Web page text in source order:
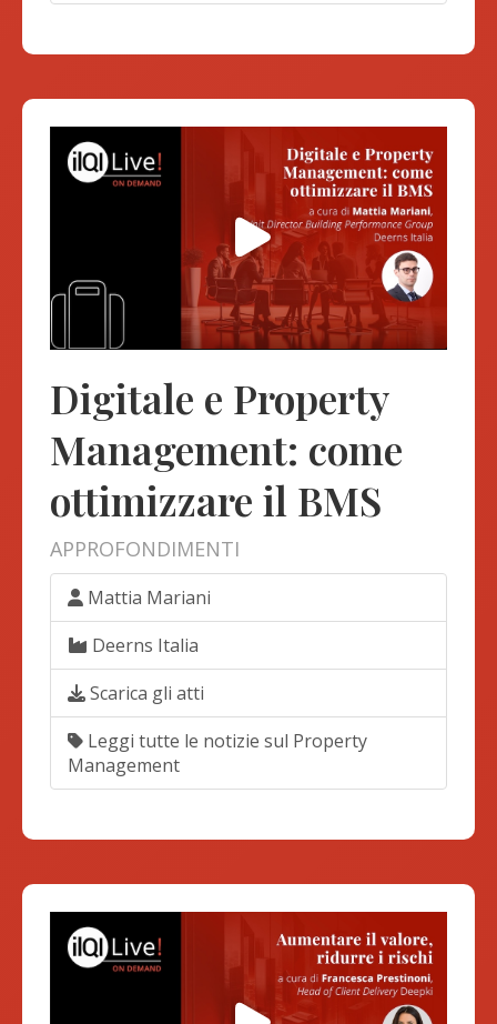
Digitale e Property
Management: come
ottimizzare il BMS
APPROFONDIMENTI
Mattia Mariani
Deerns Italia
Scarica gli atti
Leggi tutte le notizie sul Property
Management